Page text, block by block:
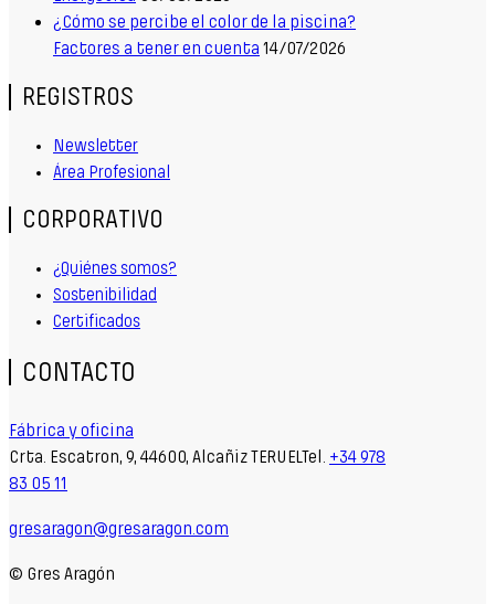
¿Cómo se percibe el color de la piscina?
Factores a tener en cuenta 14/07/2026
REGISTROS
Newsletter
Área Profesional
CORPORATIVO
¿Quiénes somos?
Sostenibilidad
Certificados
CONTACTO
Fábrica y oficina
Crta. Escatron, 9, 44600, Alcañiz TERUELTel. +34 978
83 05 11
gresaragon@gresaragon.com
© Gres Aragón